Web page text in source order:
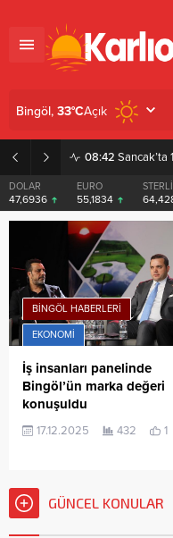
08:42 Sancak’ta
DOLAR
47,6936
EURO
55,1834
Bingöl, 33°CAçık
BINGÖL HABERLERI
EKONOMI
İş insanları panelinde
Bingöl’ün marka değeri
konuşuldu
17.12.2025 432 1
GÜNCEL KONULAR